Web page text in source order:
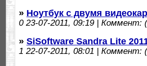
» Ноутбук с двумя
023-07-2011, 09:19 | Коммент:
» SiSoftware Sandra Lite
1 22-07-2011, 08:01 | Коммент: